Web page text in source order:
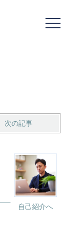
次の記事
自己紹介へ